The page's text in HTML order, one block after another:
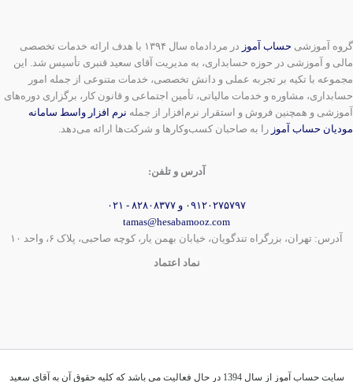
گروه آموزشی حساب آموز
در مردادماه سال ۱۳۹۴ با هدف ارائه خدمات تخصصی
مالی و آموزشی در حوزه حسابداری، به مدیریت آقای سعید قنبری تأسیس شد. این
مجموعه با تکیه بر تجربه عملی و دانش تخصصی، خدمات متنوعی از جمله امور
حسابداری، مشاوره و خدمات مالیاتی، تأمین اجتماعی و قانون کار، برگزاری دوره‌های
آموزشی و همچنین فروش و استقرار نرم‌افزار از جمله نرم افزار واسط سامانه
مودیان حساب آموز را به صاحبان کسب‌وکارها و شرکت‌ها ارائه می‌دهد.
آدرس و تلفن:
۰۹۱۲۰۲۷۵۷۹۷ و ۸۲۸۰۸۳۷۷ - ۰۲۱
tamas@hesabamooz.com
آدرس: تهران، بزرگراه تندگویان، خیابان بهمن یار، کوچه صاحبی، پلاک ۶، واحد ۱۰
نماد اعتماد
سایت حساب آموز از سال 1394 در حال فعالیت می باشد که کلیه حقوق آن به آقای سعید